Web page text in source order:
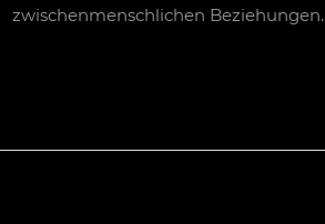
zwischenmenschlichen Beziehungen.